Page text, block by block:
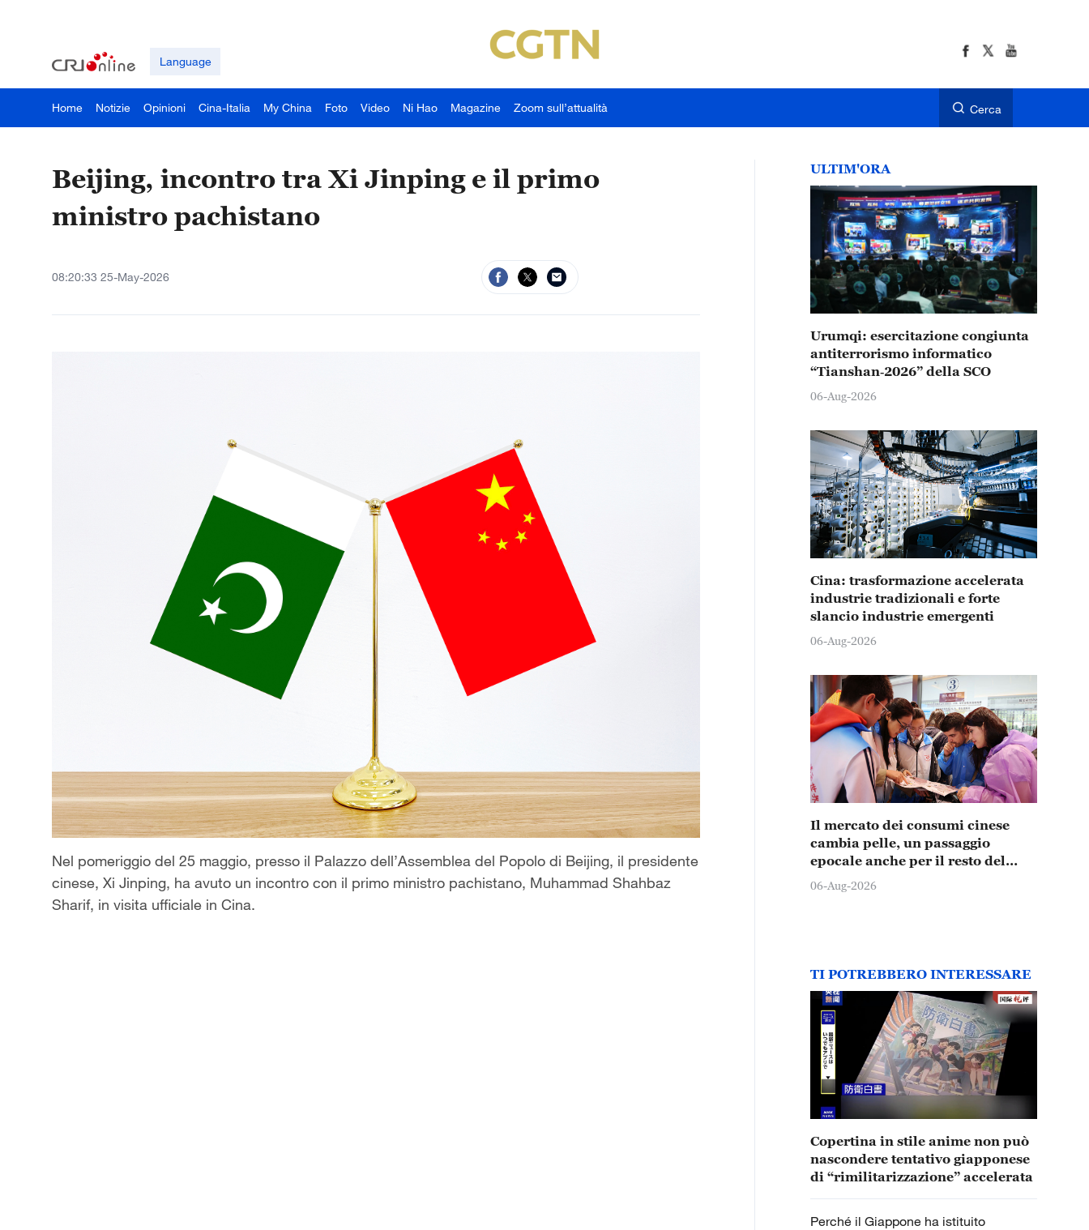
Language
Home Notizie Opinioni Cina-Italia My China Foto Video Ni Hao Magazine Zoom sull’attualità Cerca
Beijing, incontro tra Xi Jinping e il primo
ministro pachistano
08:20:33 25-May-2026
Nel pomeriggio del 25 maggio, presso il Palazzo dell’Assemblea del Popolo di Beijing, il presidente
cinese, Xi Jinping, ha avuto un incontro con il primo ministro pachistano, Muhammad Shahbaz
Sharif, in visita ufficiale in Cina.
ULTIM'ORA
Urumqi: esercitazione congiunta
antiterrorismo informatico
“Tianshan‑2026” della SCO
06-Aug-2026
Cina: trasformazione accelerata
industrie tradizionali e forte
slancio industrie emergenti
06-Aug-2026
Il mercato dei consumi cinese
cambia pelle, un passaggio
epocale anche per il resto del
mondo
06-Aug-2026
TI POTREBBERO INTERESSARE
Copertina in stile anime non può
nascondere tentativo giapponese
di “rimilitarizzazione” accelerata
Perché il Giappone ha istituito